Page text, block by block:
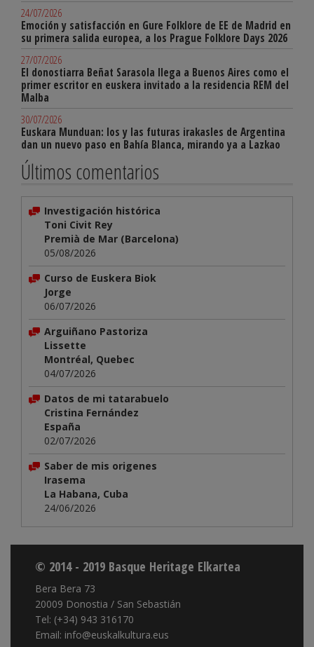
24/07/2026
Emoción y satisfacción en Gure Folklore de EE de Madrid en
su primera salida europea, a los Prague Folklore Days 2026
27/07/2026
El donostiarra Beñat Sarasola llega a Buenos Aires como el
primer escritor en euskera invitado a la residencia REM del
Malba
30/07/2026
Euskara Munduan: los y las futuras irakasles de Argentina
dan un nuevo paso en Bahía Blanca, mirando ya a Lazkao
Últimos comentarios
Investigación histórica
Toni Civit Rey
Premià de Mar (Barcelona)
05/08/2026
Curso de Euskera Biok
Jorge
06/07/2026
Arguiñano Pastoriza
Lissette
Montréal, Quebec
04/07/2026
Datos de mi tatarabuelo
Cristina Fernández
España
02/07/2026
Saber de mis origenes
Irasema
La Habana, Cuba
24/06/2026
© 2014 - 2019 Basque Heritage Elkartea
Bera Bera 73
20009 Donostia / San Sebastián
Tel: (+34) 943 316170
Email: info@euskalkultura.eus